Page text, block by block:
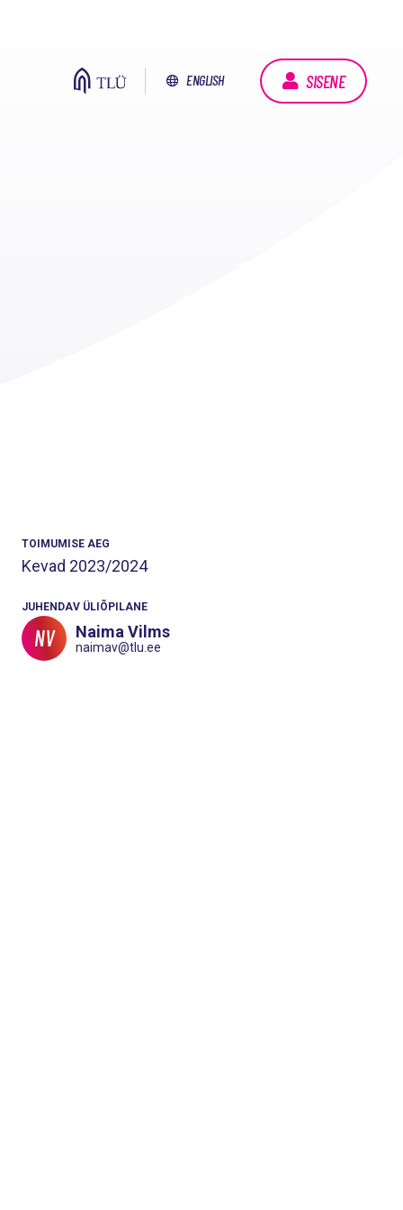
ENGLISH SISENE
TOIMUMISE AEG
Kevad 2023/2024
JUHENDAV ÜLIÕPILANE
NV Naima Vilms
naimav@tlu.ee